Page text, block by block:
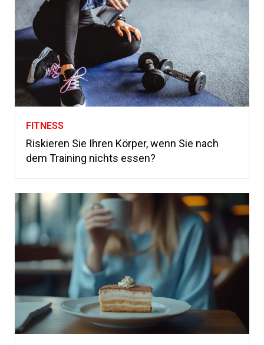
FITNESS
Riskieren Sie Ihren Körper, wenn Sie nach
dem Training nichts essen?